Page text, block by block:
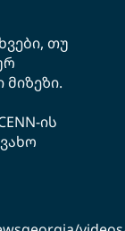
თუ
მიზეზი.
ის